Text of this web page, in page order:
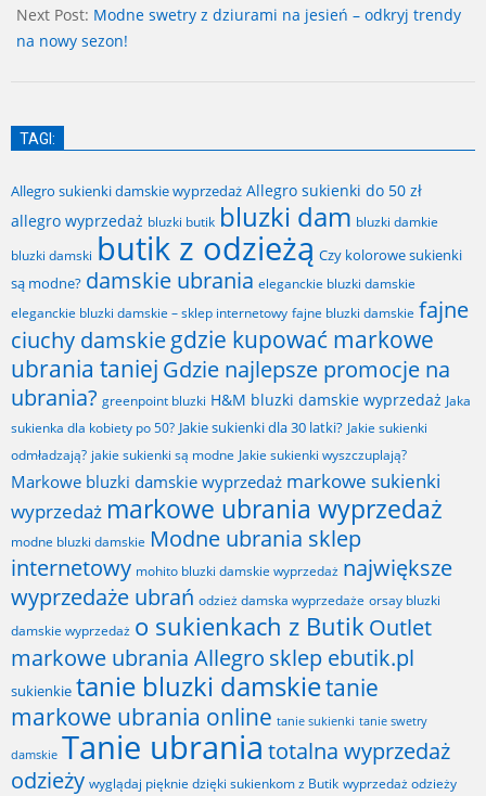
Next Post: Modne swetry z dziurami na jesień – odkryj trendy
na nowy sezon!
TAGI:
Allegro sukienki damskie wyprzedaż Allegro sukienki do 50 zł
allegro wyprzedaż bluzki butik bluzki dam bluzki damkie
bluzki damski butik z odzieżą Czy kolorowe sukienki
są modne? damskie ubrania eleganckie bluzki damskie
eleganckie bluzki damskie – sklep internetowy fajne bluzki damskie fajne
ciuchy damskiegdzie kupować markowe
ubrania taniej Gdzie najlepsze promocje na
ubrania? greenpoint bluzki H&M bluzki damskie wyprzedaż Jaka
sukienka dla kobiety po 50? Jakie sukienki dla 30 latki? Jakie sukienki
odmładzają? jakie sukienki są modne Jakie sukienki wyszczuplają?
Markowe bluzki damskie wyprzedaż markowe sukienki
wyprzedaż markowe ubrania wyprzedaż
modne bluzki damskie Modne ubrania sklep
internetowy mohito bluzki damskie wyprzedaż największe
wyprzedaże ubrań odzież damska wyprzedaże orsay bluzki
damskie wyprzedaż o sukienkach z Butik Outlet
markowe ubrania Allegro sklep ebutik.pl
sukienkie tanie bluzki damskietanie
markowe ubrania online tanie sukienki tanie swetry
damskie Tanie ubrania totalna wyprzedaż
odzieży wyglądaj pięknie dzięki sukienkom z Butik wyprzedaż odzieży